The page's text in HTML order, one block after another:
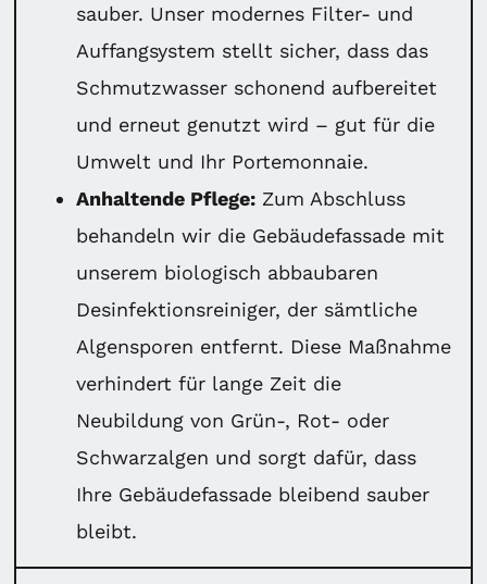
sauber. Unser modernes Filter- und
Auffangsystem stellt sicher, dass das
Schmutzwasser schonend aufbereitet
und erneut genutzt wird – gut für die
Umwelt und Ihr Portemonnaie.
Anhaltende Pflege: Zum Abschluss
behandeln wir die Gebäudefassade mit
unserem biologisch abbaubaren
Desinfektionsreiniger, der sämtliche
Algensporen entfernt. Diese Maßnahme
verhindert für lange Zeit die
Neubildung von Grün-, Rot- oder
Schwarzalgen und sorgt dafür, dass
Ihre Gebäudefassade bleibend sauber
bleibt.